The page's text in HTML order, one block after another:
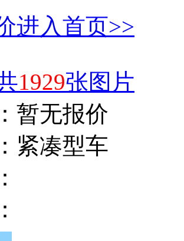
进入首页>>
1929张图片
暂无报价
紧凑型车